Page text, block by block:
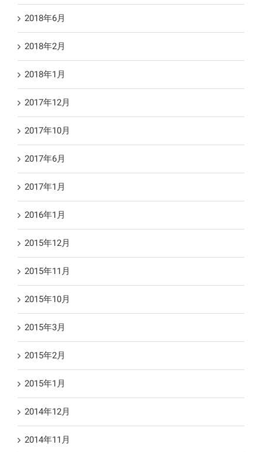
2018年6月
2018年2月
2018年1月
2017年12月
2017年10月
2017年6月
2017年1月
2016年1月
2015年12月
2015年11月
2015年10月
2015年3月
2015年2月
2015年1月
2014年12月
2014年11月